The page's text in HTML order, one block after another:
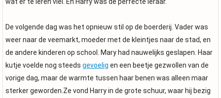
De volgende dag was het opnieuw stil op de boerderij. Vader was
weer naar de veemarkt, moeder met de kleintjes naar de stad, en
de andere kinderen op school. Mary had nauwelijks geslapen. Haar
kutje voelde nog steeds gevoelig en een beetje gezwollen van de
vorige dag, maar de warmte tussen haar benen was alleen maar
sterker geworden.Ze vond Harry in de grote schuur, waar hij bezig